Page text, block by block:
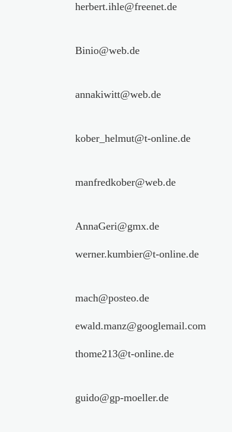
herbert.ihle@freenet.de
Binio@web.de
annakiwitt@web.de
kober_helmut@t-online.de
manfredkober@web.de
AnnaGeri@gmx.de
werner.kumbier@t-online.de
mach@posteo.de
ewald.manz@googlemail.com
thome213@t-online.de
guido@gp-moeller.de